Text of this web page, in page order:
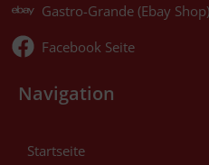
Gastro-Grande (Ebay Shop)
Facebook Seite
Navigation
Startseite